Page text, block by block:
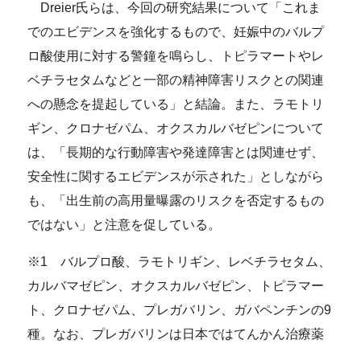
Dreier氏らは、今回の研究結果について「これま
でのエビデンスを強化するもので、妊娠中のバルプ
ロ酸使用に対する警鐘を鳴らし、トピラマートやレ
ベチラセタムなどと一部の精神障害リスクとの関連
への懸念を提起している」と結論。また、ラモトリ
ギン、クロナゼパム、オクスカルバゼピンについて
は、「長期的な行動障害や発達障害とは関連せず、
安全性に関するエビデンスが示された」としながら
も、「出生前の高用量曝露のリスクを否定するもの
ではない」と注意を促している。
※1 バルプロ酸、ラモトリギン、レベチラセタム、
カルバマゼピン、オクスカルバゼピン、トピラマー
ト、クロナゼパム、プレガバリン、ガバペンチンの9
種。なお、プレガバリンは日本ではてんかん治療薬